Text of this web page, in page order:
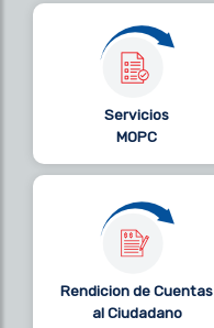
Servicios
MOPC
Rendicion de Cuentas
al Ciudadano